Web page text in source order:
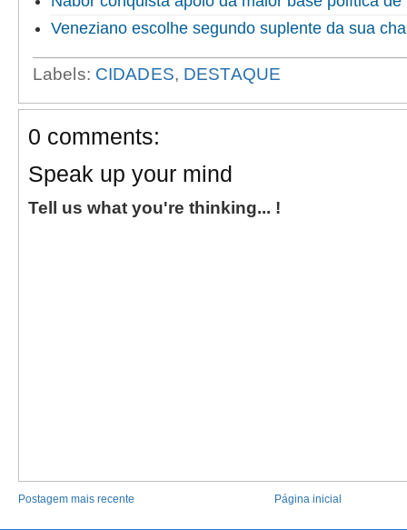
Veneziano escolhe segundo suplente da sua
Labels: CIDADES, DESTAQUE
0 comments:
Speak up your mind
Tell us what you're thinking... !
Postagem mais recente Página inicial